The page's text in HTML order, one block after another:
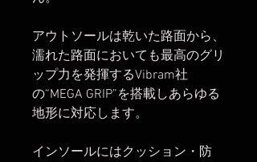
アウトソールは乾いた路面から、
濡れた路面においても最高のグリ
ップ力を発揮するVibram社
の“MEGA GRIP”を搭載しあらゆる
地形に対応します。
インソールにはクッション・防